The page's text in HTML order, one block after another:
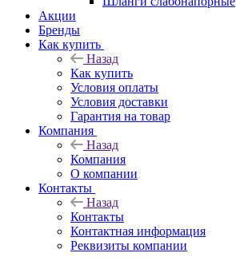
Акции
Бренды
Как купить
Назад
Как купить
Условия оплаты
Условия доставки
Гарантия на товар
Компания
Назад
Компания
О компании
Контакты
Назад
Контакты
Контактная информация
Реквизиты компании